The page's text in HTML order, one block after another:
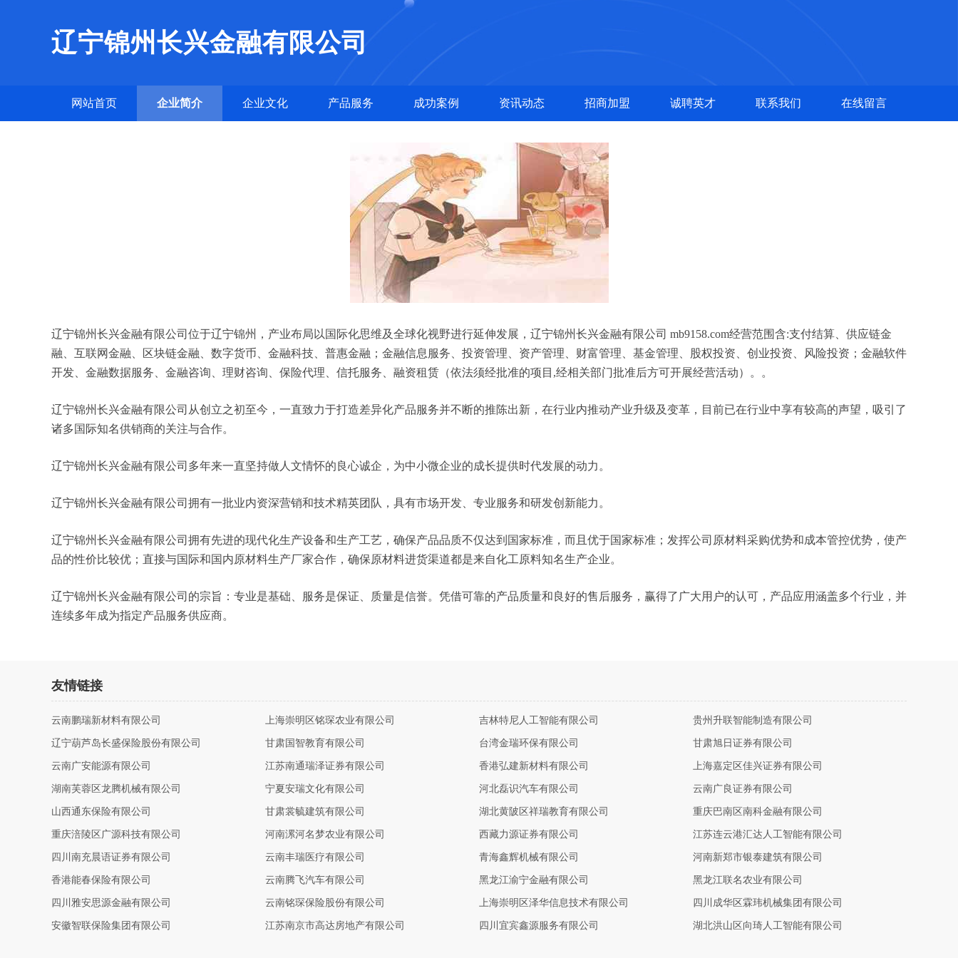
辽宁锦州长兴金融有限公司
网站首页 企业简介 企业文化 产品服务 成功案例 资讯动态 招商加盟 诚聘英才 联系我们 在线留言
辽宁锦州长兴金融有限公司位于辽宁锦州，产业布局以国际化思维及全球化视野进行延伸发展，辽宁锦州长兴金融有限公司 mb9158.com经营范围含:支付结算、供应链金
融、互联网金融、区块链金融、数字货币、金融科技、普惠金融；金融信息服务、投资管理、资产管理、财富管理、基金管理、股权投资、创业投资、风险投资；金融软件
开发、金融数据服务、金融咨询、理财咨询、保险代理、信托服务、融资租赁（依法须经批准的项目,经相关部门批准后方可开展经营活动）。。
辽宁锦州长兴金融有限公司从创立之初至今，一直致力于打造差异化产品服务并不断的推陈出新，在行业内推动产业升级及变革，目前已在行业中享有较高的声望，吸引了
诸多国际知名供销商的关注与合作。
辽宁锦州长兴金融有限公司多年来一直坚持做人文情怀的良心诚企，为中小微企业的成长提供时代发展的动力。
辽宁锦州长兴金融有限公司拥有一批业内资深营销和技术精英团队，具有市场开发、专业服务和研发创新能力。
辽宁锦州长兴金融有限公司拥有先进的现代化生产设备和生产工艺，确保产品品质不仅达到国家标准，而且优于国家标准；发挥公司原材料采购优势和成本管控优势，使产
品的性价比较优；直接与国际和国内原材料生产厂家合作，确保原材料进货渠道都是来自化工原料知名生产企业。
辽宁锦州长兴金融有限公司的宗旨：专业是基础、服务是保证、质量是信誉。凭借可靠的产品质量和良好的售后服务，赢得了广大用户的认可，产品应用涵盖多个行业，并
连续多年成为指定产品服务供应商。
友情链接
云南鹏瑞新材料有限公司 上海崇明区铭琛农业有限公司 吉林特尼人工智能有限公司 贵州升联智能制造有限公司
辽宁葫芦岛长盛保险股份有限公司 甘肃国智教育有限公司 台湾金瑞环保有限公司 甘肃旭日证券有限公司
云南广安能源有限公司 江苏南通瑞泽证券有限公司 香港弘建新材料有限公司 上海嘉定区佳兴证券有限公司
湖南芙蓉区龙腾机械有限公司 宁夏安瑞文化有限公司 河北磊识汽车有限公司 云南广良证券有限公司
山西通东保险有限公司 甘肃裳毓建筑有限公司 湖北黄陂区祥瑞教育有限公司 重庆巴南区南科金融有限公司
重庆涪陵区广源科技有限公司 河南漯河名梦农业有限公司 西藏力源证券有限公司 江苏连云港汇达人工智能有限公司
四川南充晨语证券有限公司 云南丰瑞医疗有限公司 青海鑫辉机械有限公司 河南新郑市银泰建筑有限公司
香港能春保险有限公司 云南腾飞汽车有限公司 黑龙江渝宁金融有限公司 黑龙江联名农业有限公司
四川雅安思源金融有限公司 云南铭琛保险股份有限公司 上海崇明区泽华信息技术有限公司 四川成华区霖玮机械集团有限公司
安徽智联保险集团有限公司 江苏南京市高达房地产有限公司 四川宜宾鑫源服务有限公司 湖北洪山区向琦人工智能有限公司